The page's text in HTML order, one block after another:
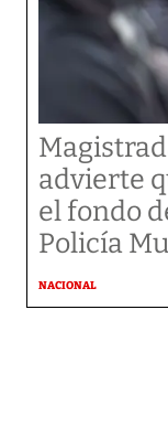
advierte
el fondo
Policía
NACIONAL